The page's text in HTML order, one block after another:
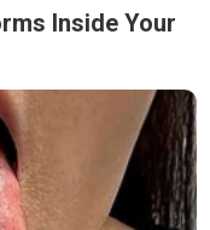
Inside Your